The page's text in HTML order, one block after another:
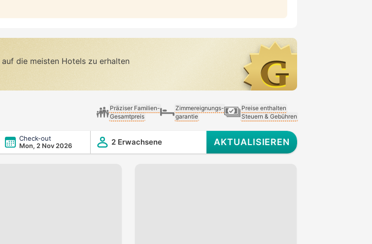
auf die meisten Hotels zu erhalten
Präziser Familien-
Gesamtpreis
Zimmereignungs-
garantie
Preise enthalten
Steuern & Gebühren
Check-out
Mon, 2 Nov 2026
2 Erwachsene AKTUALISIEREN